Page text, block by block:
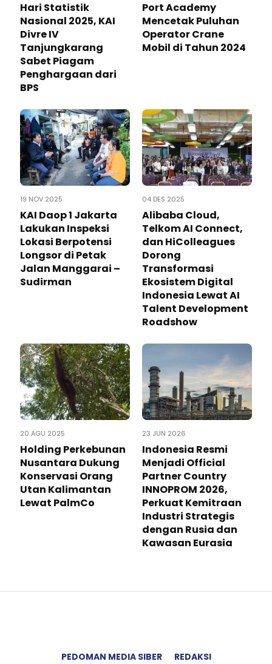
Hari Statistik
Nasional 2025, KAI
Divre IV
Tanjungkarang
Sabet Piagam
Penghargaan dari
BPS
Port Academy
Mencetak Puluhan
Operator Crane
Mobil di Tahun 2024
19 NOV 2025
KAI Daop 1 Jakarta
Lakukan Inspeksi
Lokasi Berpotensi
Longsor di Petak
Jalan Manggarai –
Sudirman
04 DES 2025
Alibaba Cloud,
Telkom AI Connect,
dan HiColleagues
Dorong
Transformasi
Ekosistem Digital
Indonesia Lewat AI
Talent Development
Roadshow
20 AGU 2025
Holding Perkebunan
Nusantara Dukung
Konservasi Orang
Utan Kalimantan
Lewat PalmCo
23 JUN 2026
Indonesia Resmi
Menjadi Official
Partner Country
INNOPROM 2026,
Perkuat Kemitraan
Industri Strategis
dengan Rusia dan
Kawasan Eurasia
PEDOMAN MEDIA SIBER REDAKSI